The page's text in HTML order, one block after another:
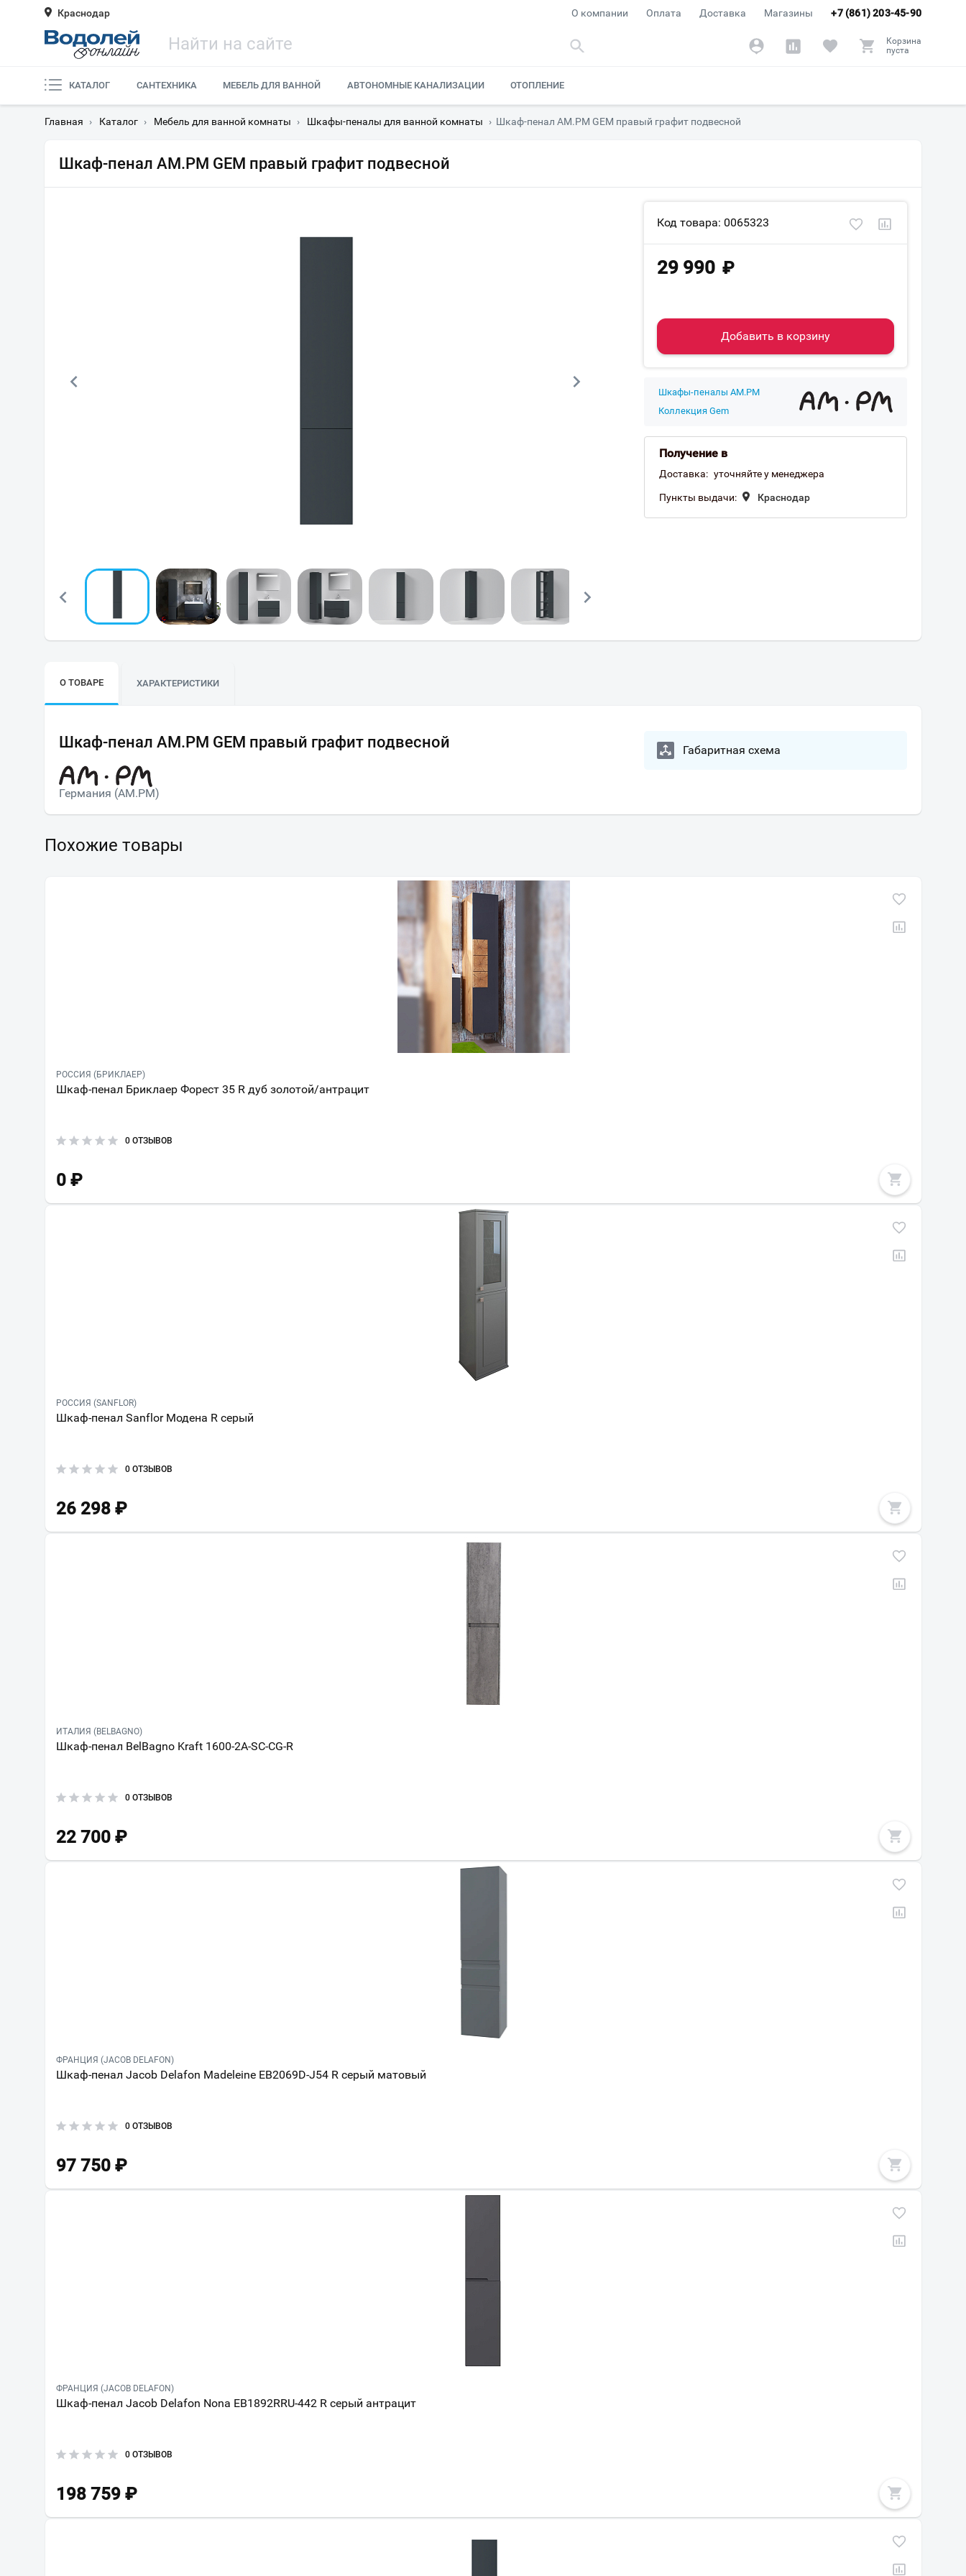
Краснодар +7 (861) 203-45-90
О компании Оплата Доставка Магазины
Корзина
пуста
КАТАЛОГ САНТЕХНИКА МЕБЕЛЬ ДЛЯ ВАННОЙ АВТОНОМНЫЕ КАНАЛИЗАЦИИ ОТОПЛЕНИЕ
Главная › Каталог › Мебель для ванной комнаты › Шкафы-пеналы для ванной комнаты › Шкаф-пенал AM.PM GEM правый графит подвесной
Шкаф-пенал AM.PM GEM правый графит подвесной
Код товара: 0065323
29 990 ₽
Добавить в корзину
Шкафы-пеналы AM.PM
Коллекция Gem
Получение в
Доставка: уточняйте у менеджера
Пункты выдачи: Краснодар
О ТОВАРЕ ХАРАКТЕРИСТИКИ
Шкаф-пенал AM.PM GEM правый графит подвесной
Германия (AM.PM)
Габаритная схема
Похожие товары
РОССИЯ (БРИКЛАЕР)
Шкаф-пенал Бриклаер Форест 35 R дуб золотой/антрацит
0 ОТЗЫВОВ
0 ₽
РОССИЯ (SANFLOR)
Шкаф-пенал Sanflor Модена R серый
0 ОТЗЫВОВ
26 298 ₽
ИТАЛИЯ (BELBAGNO)
Шкаф-пенал BelBagno Kraft 1600-2A-SC-CG-R
0 ОТЗЫВОВ
22 700 ₽
ФРАНЦИЯ (JACOB DELAFON)
Шкаф-пенал Jacob Delafon Madeleine EB2069D-J54 R серый матовый
0 ОТЗЫВОВ
97 750 ₽
ФРАНЦИЯ (JACOB DELAFON)
Шкаф-пенал Jacob Delafon Nona EB1892RRU-442 R серый антрацит
0 ОТЗЫВОВ
198 759 ₽
Ваш город
Сменить город